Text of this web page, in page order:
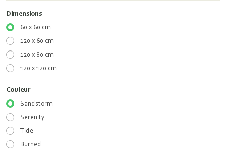
Dimensions
60 x 60 cm
120 x 60 cm
120 x 80 cm
120 x 120 cm
Couleur
Sandstorm
Serenity
Tide
Burned